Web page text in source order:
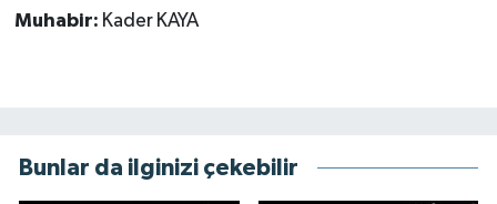
Muhabir: Kader KAYA
Bunlar da ilginizi çekebilir